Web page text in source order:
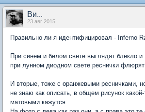
Ви...
23 авг 2015
Правильно ли я идентифицировал - Inferno
При синем и белом свете выглядят блекло и
при лунном диодном свете реснички
И вторые, тоже с оранжевыми ресничками,
не знаю как описать, в общем рисунок
матовыми кажутся.